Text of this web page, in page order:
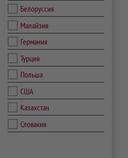
Белоруссия
Малайзия
Германия
Турция
Польша
США
Казахстан
Словакия